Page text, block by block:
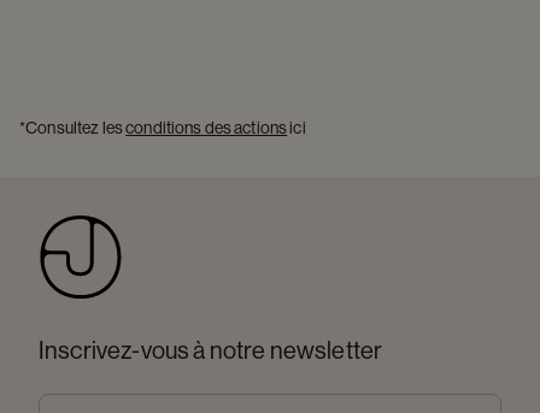
*Consultez les conditions des actions ici
Inscrivez-vous à notre newsletter